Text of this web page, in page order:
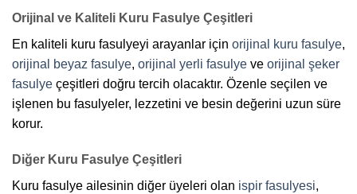
Orijinal ve Kaliteli Kuru Fasulye Çeşitleri
En kaliteli kuru fasulyeyi arayanlar için orijinal kuru fasulye,
orijinal beyaz fasulye, orijinal yerli fasulye ve orijinal şeker
fasulye çeşitleri doğru tercih olacaktır. Özenle seçilen ve
işlenen bu fasulyeler, lezzetini ve besin değerini uzun süre
korur.
Diğer Kuru Fasulye Çeşitleri
Kuru fasulye ailesinin diğer üyeleri olan ispir fasulyesi,